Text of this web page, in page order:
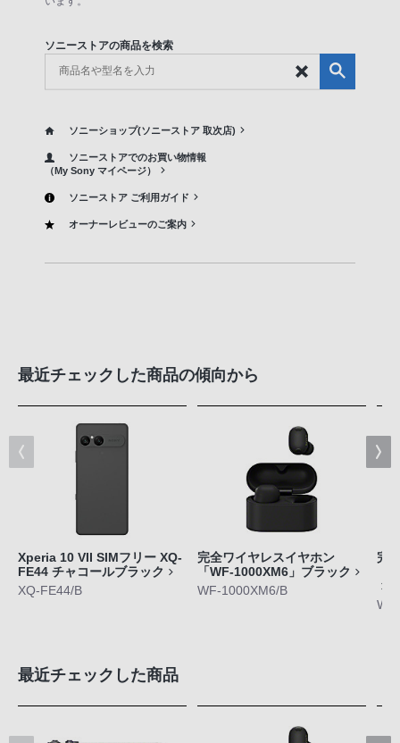
ソニーストアの商品を検索
ソニーショップ(ソニーストア 取次店)
ソニーストアでのお買い物情報
（My Sony マイページ）
ソニーストア ご利用ガイド
オーナーレビューのご案内
最近チェックした商品の傾向から
Xperia 10 VII SIMフリー XQ-
FE44 チャコールブラック
XQ-FE44/B
完全ワイヤレスイヤホン
「WF-1000XM6」ブラック
WF-1000XM6/B
完
最近チェックした商品